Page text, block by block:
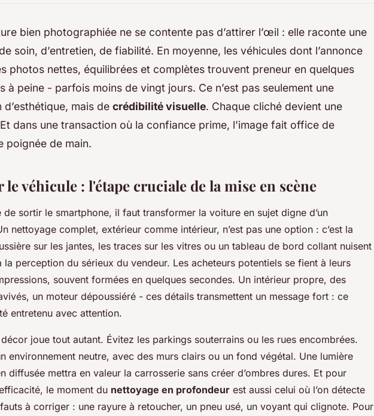
bien photographiée ne se contente pas d’attirer l’œil : elle raconte une
soin, d’entretien, de fiabilité. En moyenne, les véhicules dont l’annonce
photos nettes, équilibrées et complètes trouvent preneur en quelques
à peine - parfois moins de vingt jours. Ce n’est pas seulement une
d’esthétique, mais de crédibilité visuelle. Chaque cliché devient une
dans une transaction où la confiance prime, l’image fait office de
poignée de main.
le véhicule : l'étape cruciale de la mise en scène
de sortir le smartphone, il faut transformer la voiture en sujet digne d’un
nettoyage complet, extérieur comme intérieur, n’est pas une option : c’est la
sur les jantes, les traces sur les vitres ou un tableau de bord collant nuisent
la perception du sérieux du vendeur. Les acheteurs potentiels se fient à leurs
souvent formées en quelques secondes. Un intérieur propre, des
un moteur dépoussiéré - ces détails transmettent un message fort : ce
entretenu avec attention.
joue tout autant. Évitez les parkings souterrains ou les rues encombrées.
environnement neutre, avec des murs clairs ou un fond végétal. Une lumière
diffusée mettra en valeur la carrosserie sans créer d’ombres dures. Et pour
le moment du nettoyage en profondeur est aussi celui où l’on détecte
à corriger : une rayure à retoucher, un pneu usé, un voyant qui clignote. Pour